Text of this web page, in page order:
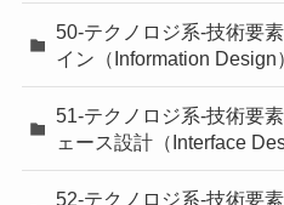
50-テクノロジ系-技術要
イン（Information Design
51-テクノロジ系-技術要
ェース設計（Interface
52-テクノロジ系-技術要